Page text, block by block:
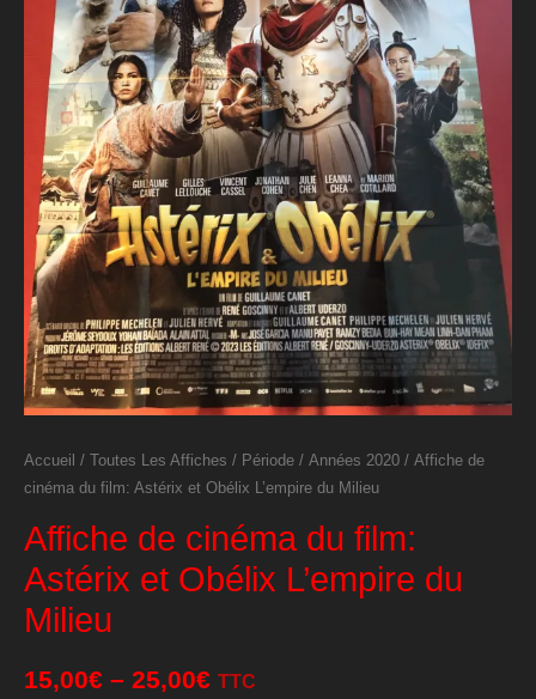
Accueil / Toutes Les Affiches / Période / Années 2020 / Affiche de
cinéma du film: Astérix et Obélix L’empire du Milieu
Affiche de cinéma du film:
Astérix et Obélix L’empire du
Milieu
15,00€ – 25,00€ TTC